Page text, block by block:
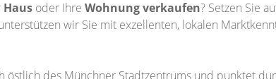
Haus oder Ihre Wohnungverkaufen? Setzen Sie
wir Sie mit exzellenten, lokalen
östlich des Münchner Stadtzentrums und punktet